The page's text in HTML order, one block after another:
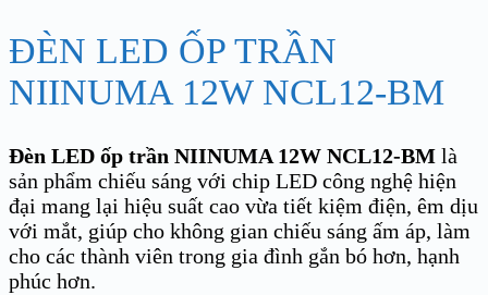
ĐÈN LED ỐP TRẦN
NIINUMA 12W NCL12-BM
Đèn LED ốp trần NIINUMA 12W NCL12-BM là
sản phẩm chiếu sáng với chip LED công nghệ hiện
đại mang lại hiệu suất cao vừa tiết kiệm điện, êm dịu
với mắt, giúp cho không gian chiếu sáng ấm áp, làm
cho các thành viên trong gia đình gắn bó hơn, hạnh
phúc hơn.